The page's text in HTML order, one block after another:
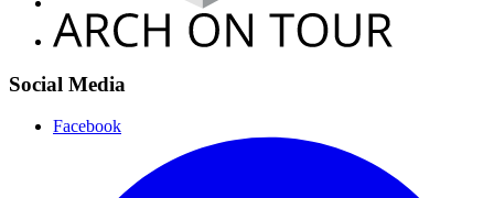
Social Media
Facebook